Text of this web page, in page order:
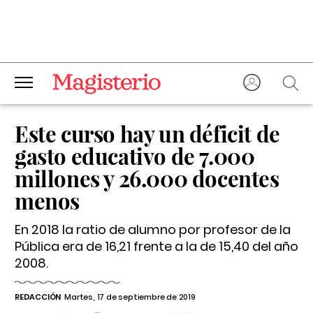
Este curso hay un déficit de
gasto educativo de 7.000
millones y 26.000 docentes
menos
En 2018 la ratio de alumno por profesor de la
Pública era de 16,21 frente a la de 15,40 del año
2008.
REDACCIÓN Martes, 17 de septiembre de 2019